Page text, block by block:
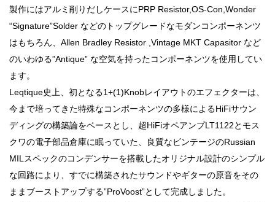
製作にはアルミ削りだしケースにPRP Resistor,OS-Con,Wonder
“Signature”Solder などのトップグレードなモダンコンポーネンツ
はもちろん、Allen Bradley Resistor ,Vintage MKT Capasitor など
のいわゆる”Antique” な空気を持ったコンポーネンツを使用してい
ます。
Leqtique史上、初となる1+(1)Knobレイアウトのエフェクターは、
今まで培ってきた特殊なコンポーネンツの多様によるHiFiサウン
ディングの構築論をベースとし、超HiFiオペアンプLT1122とモス
クワの電子部品倉庫に眠っていた、良質なビンテージのRussian
MILスペックのコンデンサーを搭載したオリジナル設計のシンプル
な回路により、すでに構築されたサウンドやギターの原音をその
ままブーストアップする”ProVoost”として完成しました。